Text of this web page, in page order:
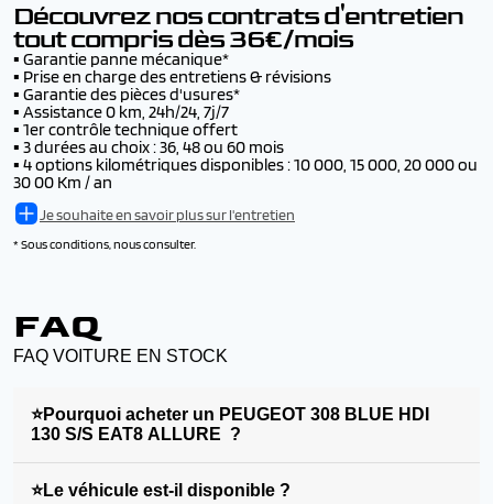
Découvrez nos contrats d'entretien
tout compris dès 36€/mois
▪️ Garantie panne mécanique*
▪️ Prise en charge des entretiens & révisions
▪️ Garantie des pièces d'usures*
▪️ Assistance 0 km, 24h/24, 7j/7
▪️ 1er contrôle technique offert
▪️ 3 durées au choix : 36, 48 ou 60 mois
▪️ 4 options kilométriques disponibles : 10 000, 15 000, 20 000 ou
30 00 Km / an
Je souhaite en savoir plus sur l'entretien
* Sous conditions, nous consulter.
FAQ
FAQ VOITURE EN STOCK
⭐Pourquoi acheter un PEUGEOT 308 BLUE HDI
130 S/S EAT8 ALLURE ?
⭐Le véhicule est-il disponible ?